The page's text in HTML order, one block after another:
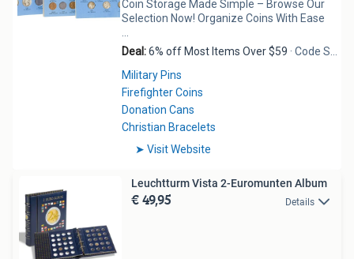
Leuchtturm Vista 2-Euromunten Album
€ 49,95 Details